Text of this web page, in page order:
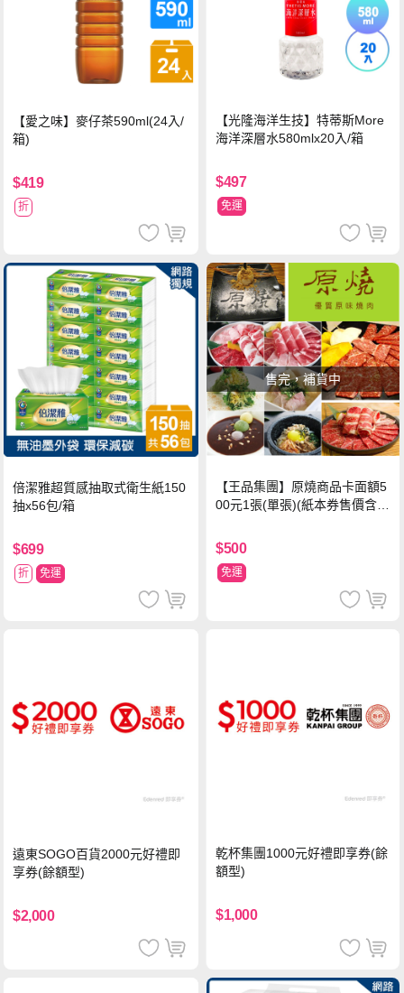
【愛之味】麥仔茶590ml(24入/
箱)
$419
折
【光隆海洋生技】特蒂斯More
海洋深層水580mlx20入/箱
$497
免運
倍潔雅超質感抽取式衛生紙150
抽x56包/箱
$699
折 免運
售完，補貨中
【王品集團】原燒商品卡面額5
00元1張(單張)(紙本券售價含平
$500
免運
遠東SOGO百貨2000元好禮即
享券(餘額型)
$2,000
乾杯集團1000元好禮即享券(餘
額型)
$1,000